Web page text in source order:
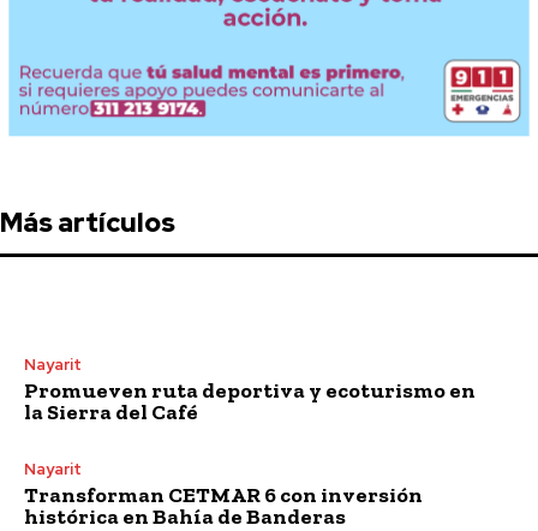
Más artículos
Nayarit
Promueven ruta deportiva y ecoturismo en
la Sierra del Café
Nayarit
Transforman CETMAR 6 con inversión
histórica en Bahía de Banderas